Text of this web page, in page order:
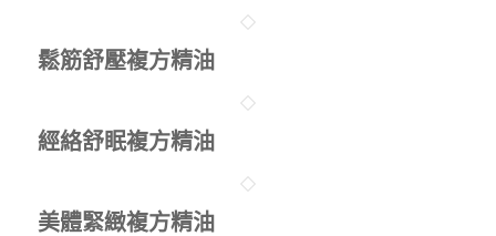
鬆筋舒壓複方精油
經絡舒眠複方精油
美體緊緻複方精油